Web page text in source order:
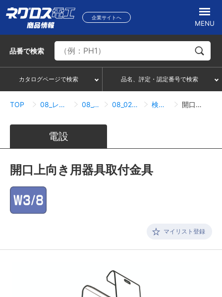
企業サイトへ
MENU
品番で検索
カタログページで検索 品名、評定・認定番号で検索
TOP 08_レースウェイ・サスウェイ 08_02_サスウェイ 08_02_07_照明器具取付関連 検索結果一覧 開口上向き用器具取付金具
電設
開口上向き用器具取付金具
マイリスト登録